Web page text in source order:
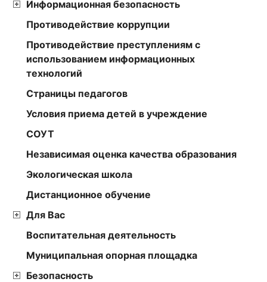
Информационная безопасность
Противодействие коррупции
Противодействие преступлениям с
использованием информационных
технологий
Страницы педагогов
Условия приема детей в учреждение
СОУТ
Независимая оценка качества образования
Экологическая школа
Дистанционное обучение
Для Вас
Воспитательная деятельность
Муниципальная опорная площадка
Безопасность